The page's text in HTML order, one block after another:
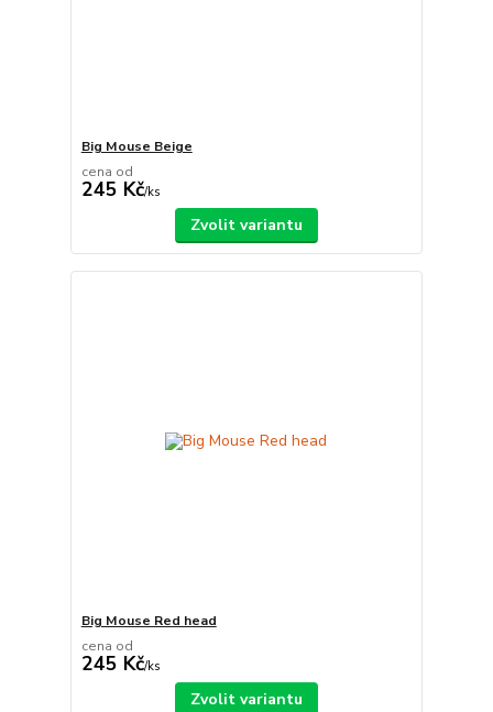
Big Mouse Beige
cena od
245 Kč/ks
Zvolit variantu
Big Mouse Red head
cena od
245 Kč/ks
Zvolit variantu